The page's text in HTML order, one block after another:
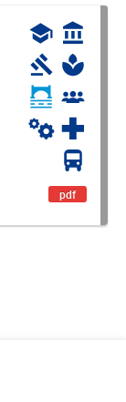
pdf